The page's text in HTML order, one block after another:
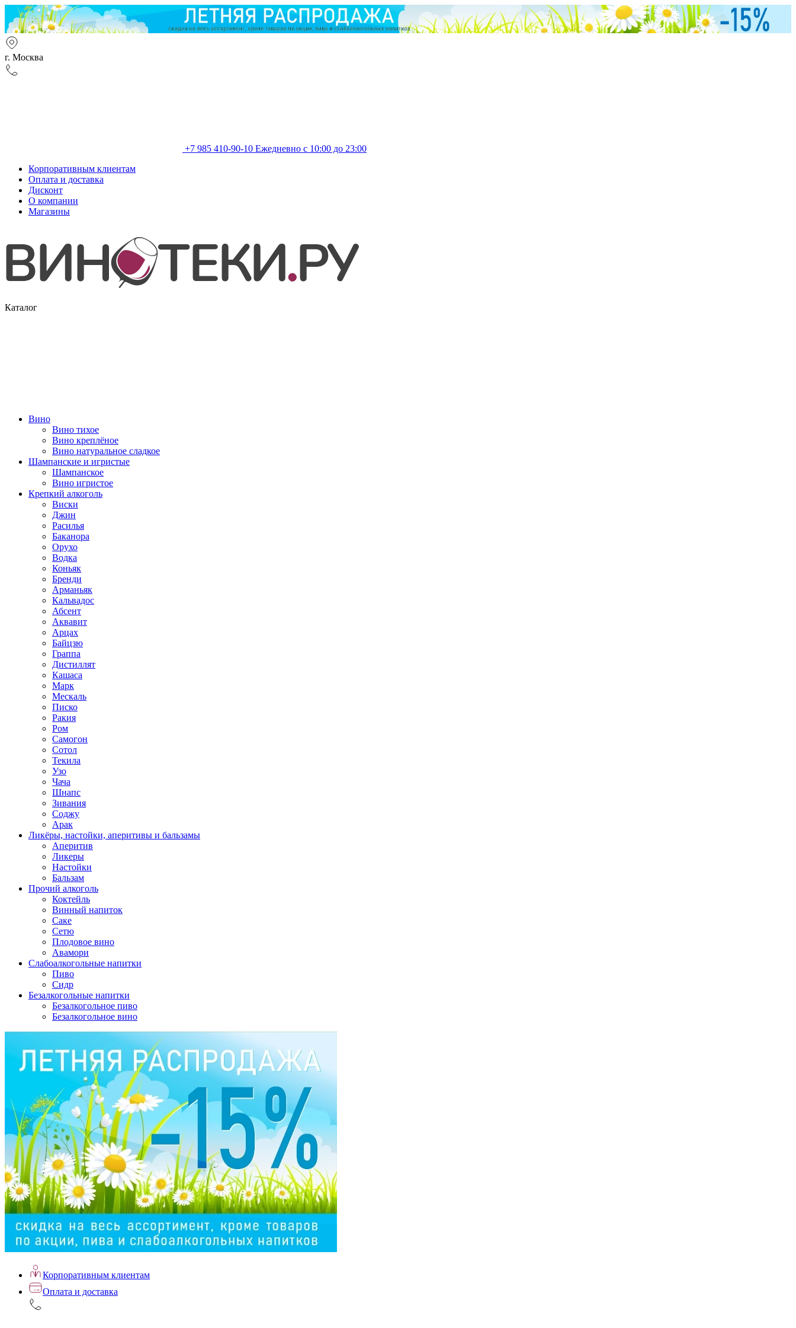
г. Москва
+7 985 410-90-10 Ежедневно с 10:00 до 23:00
Корпоративным клиентам
Оплата и доставка
Дисконт
О компании
Магазины
Каталог
Вино
Вино тихое
Вино креплёное
Вино натуральное сладкое
Шампанские и игристые
Шампанское
Вино игристое
Крепкий алкоголь
Виски
Джин
Расилья
Баканора
Орухо
Водка
Коньяк
Бренди
Арманьяк
Кальвадос
Абсент
Аквавит
Арцах
Байцзю
Граппа
Дистиллят
Кашаса
Марк
Мескаль
Писко
Ракия
Ром
Самогон
Сотол
Текила
Узо
Чача
Шнапс
Зивания
Соджу
Арак
Ликёры, настойки, аперитивы и бальзамы
Аперитив
Ликеры
Настойки
Бальзам
Прочий алкоголь
Коктейль
Винный напиток
Саке
Сетю
Плодовое вино
Авамори
Слабоалкогольные напитки
Пиво
Сидр
Безалкогольные напитки
Безалкогольное пиво
Безалкогольное вино
Корпоративным клиентам
Оплата и доставка